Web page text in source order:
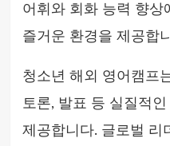
어휘와 회화 능력 향상
즐거운 환경을 제공합
청소년 해외 영어캠프
토론, 발표 등 실질적
제공합니다. 글로벌 리